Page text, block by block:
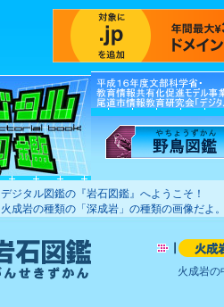
デジタル図鑑の『岩石図鑑』へようこそ！
火成岩の種類の「深成岩」の種類の画像だよ
火成岩の